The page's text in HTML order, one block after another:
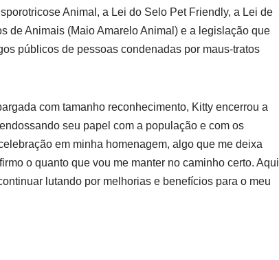
Animal, a Lei do Selo Pet Friendly, a Lei de
de Animais (Maio Amarelo Animal) e a legislação que
públicos de pessoas condenadas por maus-tratos
com tamanho reconhecimento, Kitty encerrou a
seu papel com a população e com os
em minha homenagem, algo que me deixa
o quanto que vou me manter no caminho certo. Aqui
lutando por melhorias e benefícios para o meu